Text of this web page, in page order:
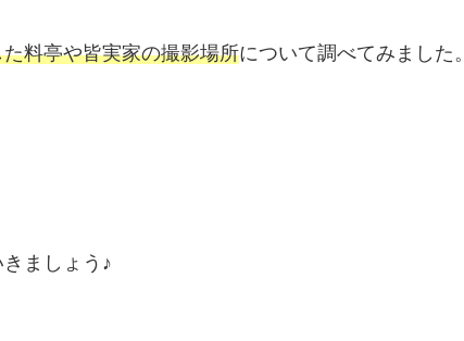
料亭や皆実家の撮影場所について調べてみました。
ましょう♪